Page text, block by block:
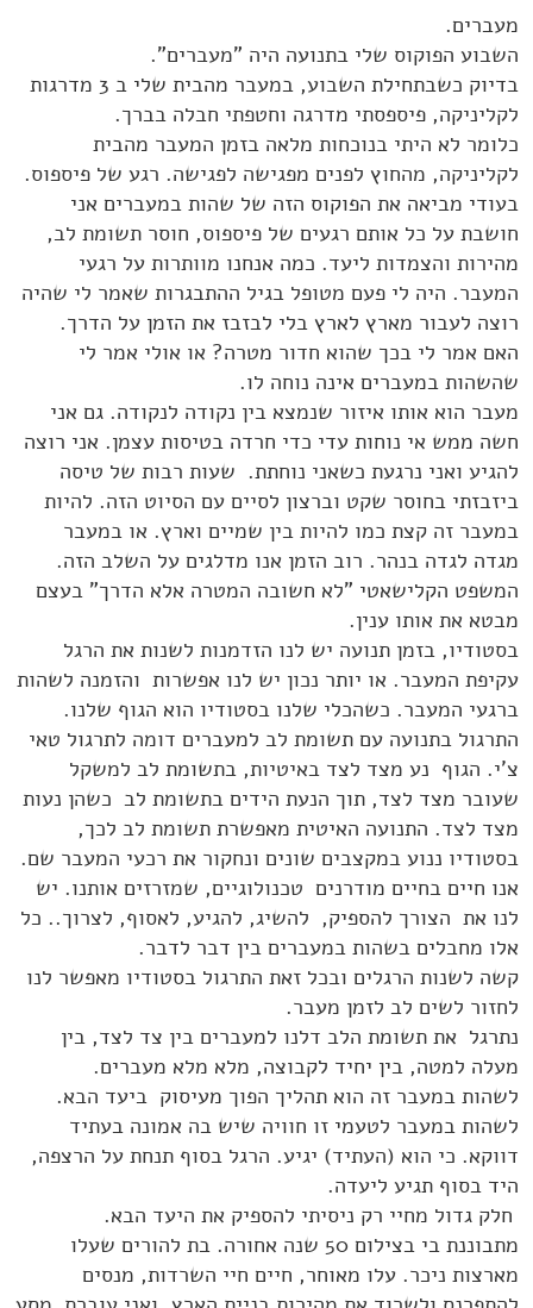
'סגור תפריט'מעברים.
השבוע הפוקוס שלי בתנועה היה "מעברים".
בדיוק כשבתחילת השבוע, במעבר מהבית שלי ב 3 מדרגות
לקליניקה, פיספסתי מדרגה וחטפתי חבלה בברך.
כלומר לא היתי בנוכחות מלאה בזמן המעבר מהבית
לקליניקה, מהחוץ לפנים מפגישה לפגישה. רגע של פיספוס.
בעודי מביאה את הפוקוס הזה של שהות במעברים אני
חושבת על כל אותם רגעים של פיספוס, חוסר תשומת לב,
מהירות והצמדות ליעד. כמה אנחנו מוותרות על רגעי
המעבר. היה לי פעם מטופל בגיל ההתבגרות שאמר לי שהיה
רוצה לעבור מארץ לארץ בלי לבזבז את הזמן על הדרך.
האם אמר לי בכך שהוא חדור מטרה? או אולי אמר לי
שהשהות במעברים אינה נוחה לו.
מעבר הוא אותו איזור שנמצא בין נקודה לנקודה. גם אני
חשה ממש אי נוחות עדי כדי חרדה בטיסות עצמן. אני רוצה
להגיע ואני נרגעת כשאני נוחתת. שעות רבות של טיסה
ביזבזתי בחוסר שקט וברצון לסיים עם הסיוט הזה. להיות
במעבר זה קצת כמו להיות בין שמיים וארץ. או במעבר
מגדה לגדה בנהר. רוב הזמן אנו מדלגים על השלב הזה.
המשפט הקלישאטי "לא חשובה המטרה אלא הדרך" בעצם
מבטא את אותו ענין.
בסטודיו, בזמן תנועה יש לנו הזדמנות לשנות את הרגל
עקיפת המעבר. או יותר נכון יש לנו אפשרות והזמנה לשהות
ברגעי המעבר. כשהכלי שלנו בסטודיו הוא הגוף שלנו.
התרגול בתנועה עם תשומת לב למעברים דומה לתרגול טאי
צ'י. הגוף נע מצד לצד באיטיות, בתשומת לב למשקל
שעובר מצד לצד, תוך הנעת הידים בתשומת לב כשהן נעות
מצד לצד. התנועה האיטית מאפשרת תשומת לב לכך,
בסטודיו ננוע במקצבים שונים ונחקור את רכעי המעבר שם.
אנו חיים בחיים מודרנים טכנולוגיים, שמזרזים אותנו. יש
לנו את הצורך להספיק, להשיג, להגיע, לאסוף, לצרוך.. כל
אלו מחבלים בשהות במעברים בין דבר לדבר.
קשה לשנות הרגלים ובכל זאת התרגול בסטודיו מאפשר לנו
לחזור לשים לב לזמן מעבר.
נתרגל את תשומת הלב דלנו למעברים בין צד לצד, בין
מעלה למטה, בין יחיד לקבוצה, מלא מלא מעברים.
לשהות במעבר זה הוא תהליך הפוך מעיסוק ביעד הבא.
לשהות במעבר לטעמי זו חוויה שיש בה אמונה בעתיד
דווקא. כי הוא (העתיד) יגיע. הרגל בסוף תנחת על הרצפה,
היד בסוף תגיע ליעדה.
חלק גדול מחיי רק ניסיתי להספיק את היעד הבא.
מתבוננת בי בצילום 50 שנה אחורה. בת להורים שעלו
מארצות ניכר. עלו מאוחר, חיים חיי השרדות, מנסים